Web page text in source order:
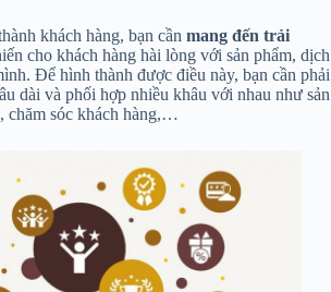
khách hàng, bạn cần mang đến trải
cho khách hàng hài lòng với sản phẩm, dịch
Để hình thành được điều này, bạn cần phải
dài và phối hợp nhiều khâu với nhau như sản
chăm sóc khách hàng,…